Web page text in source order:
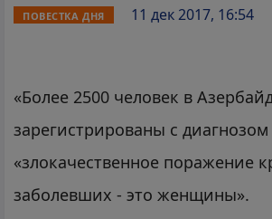
ПОВЕСТКА ДНЯ 11 дек 2017, 16:54
«Более 2500 человек в
зарегистрированы с диагнозом
«злокачественное поражение
заболевших - это женщины».